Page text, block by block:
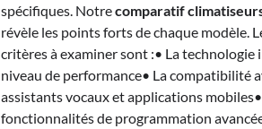
spécifiques. Notrecomparatif
révèle les points forts de chaque modèle.
critères à examiner sont :• La technologie
niveau de performance• La compatibilité
assistants vocaux et applications
fonctionnalités de programmation